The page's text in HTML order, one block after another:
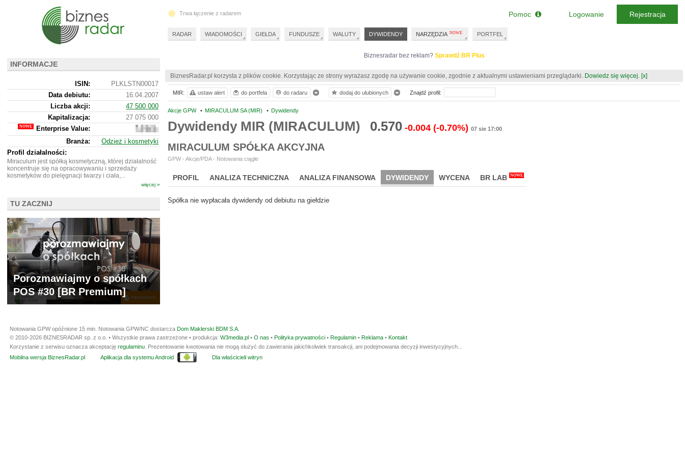
Biznesradar bez reklam? Sprawdź BR Plus
BiznesRadar.pl korzysta z plików cookie. Korzystając ze strony wyrażasz zgodę na używanie cookie, zgodnie z aktualnymi ustawieniami przeglądarki. Dowiedz się więcej. [x]
Akcje GPW • MIRACULUM SA (MIR) • Dywidendy
Dywidendy MIR (MIRACULUM) 0.570 -0.004 (-0.70%) 07 sie 17:00
MIRACULUM SPÓŁKA AKCYJNA
GPW - Akcje/PDA - Notowania ciągłe
PROFIL ANALIZA TECHNICZNA ANALIZA FINANSOWA DYWIDENDY WYCENA BR LAB NOWE
Spółka nie wypłacała dywidendy od debiutu na giełdzie
MIR: ustaw alert do portfela do radaru dodaj do ulubionych Znajdź profil:
INFORMACJE
ISIN:
PLKLSTN00017
Data debiutu:
16.04.2007
Liczba akcji:
47 500 000
Kapitalizacja:
27 075 000
Enterprise Value:
40
413
000
Branża:
Odzież i kosmetyki
Profil działalności:
Miraculum jest spółką kosmetyczną, której działalność
koncentruje się na opracowywaniu i sprzedaży
kosmetyków do pielęgnacji twarzy i ciała,...
więcej »
TU ZACZNIJ
Porozmawiajmy o spółkach
POS #30 [BR Premium]
Trwa łączenie z radarem
RADAR WIADOMOŚCI GIEŁDA FUNDUSZE WALUTY DYWIDENDY NARZĘDZIA PORTFEL
Pomoc Logowanie Rejestracja
Notowania GPW opóźnione 15 min. Notowania GPW/NC dostarcza Dom Maklerski BDM S.A.
© 2010-2026 BIZNESRADAR sp. z o.o. • Wszystkie prawa zastrzeżone • produkcja: W3media.pl • O nas • Polityka prywatności • Regulamin • Reklama • Kontakt
Korzystanie z serwisu oznacza akceptację regulaminu . Prezentowanie kwotowania nie mogą służyć do zawierania jakichkolwiek transakcji, ani podejmowania decyzji inwestycyjnych...
Mobilna wersja BiznesRadar.pl
Aplikacja dla systemu Android Dla właścicieli witryn